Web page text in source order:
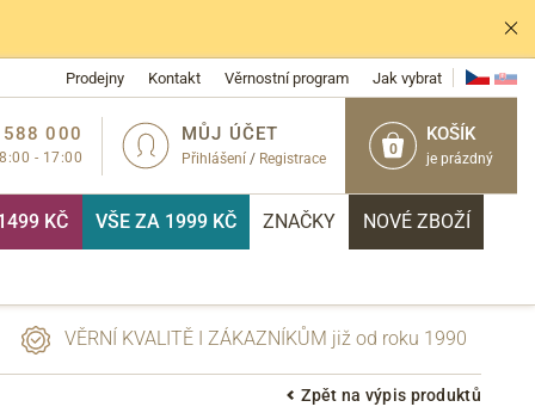
Prodejny Kontakt Věrnostní program Jak vybrat
0
KOŠÍK
je prázdný
MŮJ ÚČET
Přihlášení / Registrace
000
- 17:00
KČ VŠE ZA 1999 KČ ZNAČKY NOVÉ ZBOŽÍ
VĚRNÍ KVALITĚ I ZÁKAZNÍKŮM již od roku 1990
Zpět na výpis produktů